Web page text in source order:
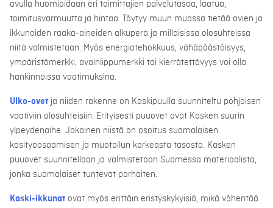
avulla huomioidaan eri toimittajien palvelutasoa, laatua,
toimitusvarmuutta ja hintaa. Täytyy muun muassa tietää ovien ja
ikkunoiden raaka-aineiden alkuperä ja millaisissa olosuhteissa
niitä valmistetaan. Myös energiatehokkuus, vähäpäästöisyys,
ympäristömerkki, avainlippumerkki tai kierrätettävyys voi olla
hankinnoissa vaatimuksina.
Ulko-ovet ja niiden rakenne on Kaskipuulla suunniteltu pohjoisen
vaativiin olosuhteisiin. Erityisesti puuovet ovat Kasken suurin
ylpeydenaihe. Jokainen niistä on osoitus suomalaisen
käsityöosaamisen ja muotoilun korkeasta tasosta. Kasken
puuovet suunnitellaan ja valmistetaan Suomessa materiaalista,
jonka suomalaiset tuntevat parhaiten.
Kaski-ikkunat ovat myös erittäin eristyskykyisiä, mikä vähentää